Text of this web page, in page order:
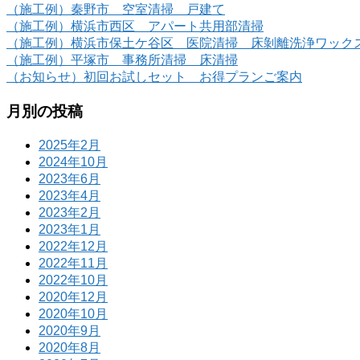
（施工例）秦野市 空室清掃 戸建て
（施工例）横浜市西区 アパート共用部清掃
（施工例）横浜市保土ケ谷区 医院清掃 床剝離洗浄ワック
（施工例）平塚市 事務所清掃 床清掃
（お知らせ）初回お試しセット お得プランご案内
月別の投稿
2025年2月
2024年10月
2023年6月
2023年4月
2023年2月
2023年1月
2022年12月
2022年11月
2022年10月
2020年12月
2020年10月
2020年9月
2020年8月